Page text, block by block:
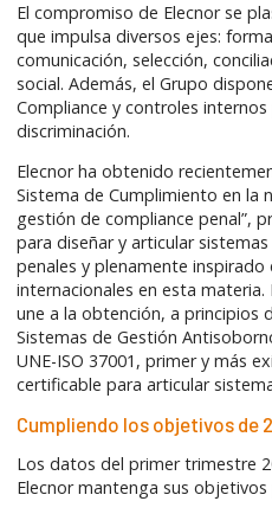
El compromiso de Elecnor se
que impulsa diversos ejes:
comunicación, selección,
social. Además, el Grupo
Compliance y controles
discriminación.
Elecnor ha obtenido
Sistema de Cumplimiento en la
gestión de compliance penal”,
para diseñar y articular
penales y plenamente
internacionales en esta
une a la obtención, a principios
Sistemas de Gestión
UNE-ISO 37001, primer y más
certificable para articular
Cumpliendo los objetivos de
Los datos del primer trimestre
Elecnor mantenga sus objetivos